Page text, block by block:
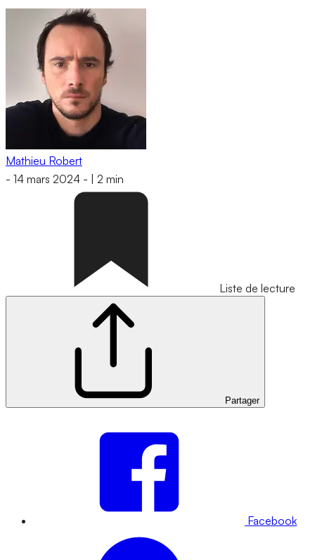
Mathieu Robert
- 14 mars 2024 - 2 min
Liste de lecture
Partager
Facebook